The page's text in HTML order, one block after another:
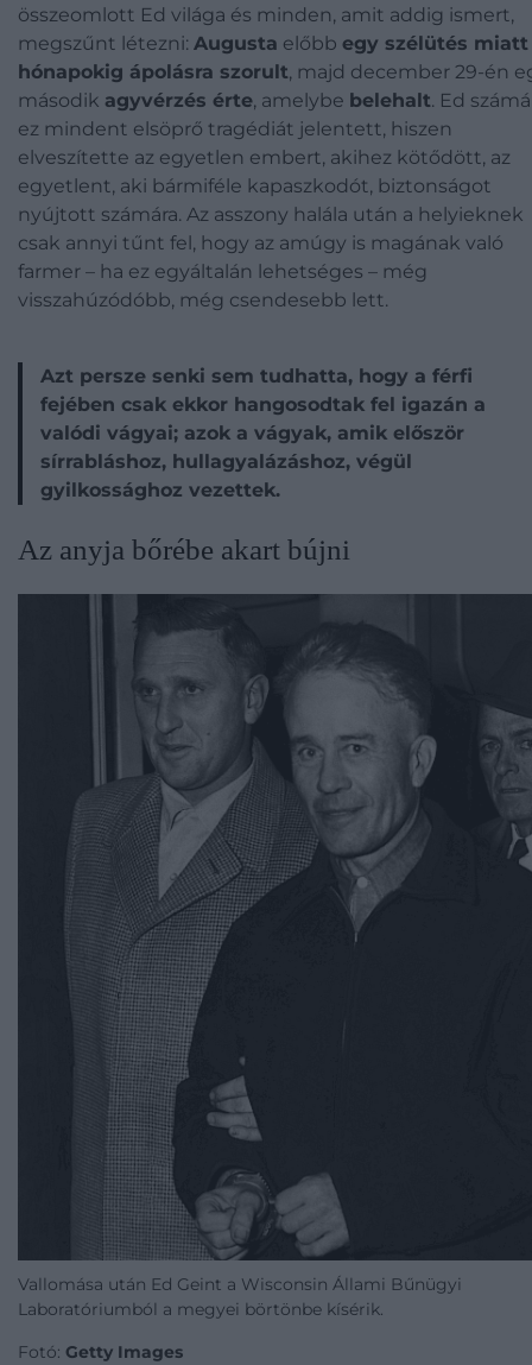
összeomlott Ed világa és minden, amit addig ismert,
megszűnt létezni: Augusta előbb egy szélütés miatt
hónapokig ápolásra szorult, majd december 29-én
második agyvérzés érte, amelybe belehalt. Ed
ez mindent elsöprő tragédiát jelentett, hiszen
elveszítette az egyetlen embert, akihez kötődött, az
egyetlent, aki bármiféle kapaszkodót, biztonságot
nyújtott számára. Az asszony halála után a helyieknek
csak annyi tűnt fel, hogy az amúgy is magának való
farmer – ha ez egyáltalán lehetséges – még
visszahúzódóbb, még csendesebb lett.
Azt persze senki sem tudhatta, hogy a férfi
fejében csak ekkor hangosodtak fel igazán a
valódi vágyai; azok a vágyak, amik először
sírrabláshoz, hullagyalázáshoz, végül
gyilkossághoz vezettek.
Az anyja bőrébe akart bújni
Vallomása után Ed Geint a Wisconsin Állami Bűnügyi
Laboratóriumból a megyei börtönbe kísérik.
Fotó: Getty Images